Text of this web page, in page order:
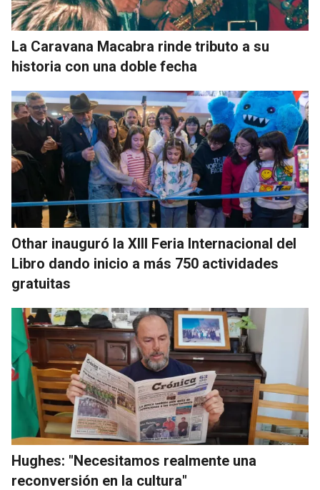
La Caravana Macabra rinde tributo a su
historia con una doble fecha
Othar inauguró la XIII Feria Internacional del
Libro dando inicio a más 750 actividades
gratuitas
Hughes: "Necesitamos realmente una
reconversión en la cultura"